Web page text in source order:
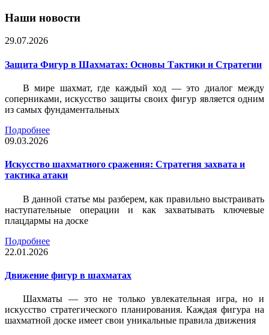
Наши новости
29.07.2026
Защита Фигур в Шахматах: Основы Тактики и Стратегии
В мире шахмат, где каждый ход — это диалог между
соперниками, искусство защиты своих фигур является одним
из самых фундаментальных
Подробнее
09.03.2026
Искусство шахматного сражения: Стратегия захвата и
тактика атаки
В данной статье мы разберем, как правильно выстраивать
наступательные операции и как захватывать ключевые
плацдармы на доске
Подробнее
22.01.2026
Движение фигур в шахматах
Шахматы — это не только увлекательная игра, но и
искусство стратегического планирования. Каждая фигура на
шахматной доске имеет свои уникальные правила движения